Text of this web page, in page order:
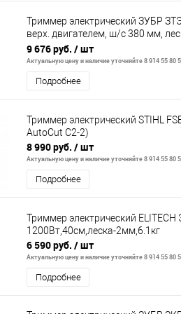
Триммер электрический ЗУБР
верх. двигателем, ш/с 380 мм,
полуавтомат,
9 676 руб. / шт
Актуальную цену и наличие уточняйте 8 914 55 80
Подробнее
Триммер электрический STIHL
AutoCut C2-2)
8 990 руб. / шт
Актуальную цену и наличие уточняйте 8 914 55 80
Подробнее
Триммер электрический
1200Вт,40см,леска-2мм,6.1кг
6 590 руб. / шт
Актуальную цену и наличие уточняйте 8 914 55 80
Подробнее